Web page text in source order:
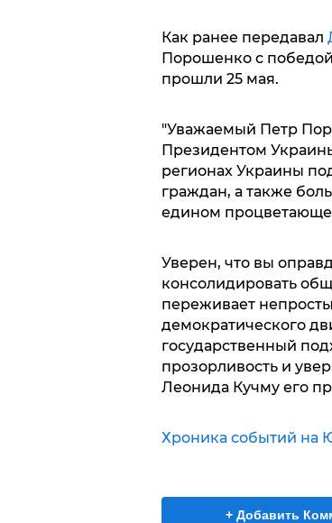
Как ранее передавал
Порошенко с
прошли 25 мая.
"Уважаемый Петр
Президентом
регионах Украины
граждан, а также
едином
Уверен, что вы
консолидировать
переживает
демократического
государственный
прозорливость и
Леонида Кучму его
Хроника событий на
+ Добавить